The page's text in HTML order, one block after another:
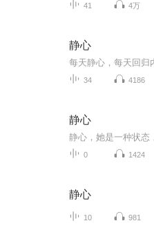
41 4万
静心
34 4186
静心
0 1424
静心
10 981